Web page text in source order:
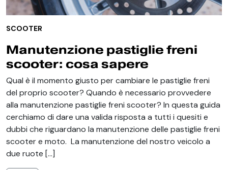
SCOOTER
Manutenzione pastiglie freni
scooter: cosa sapere
Qual è il momento giusto per cambiare le pastiglie freni
del proprio scooter? Quando è necessario provvedere
alla manutenzione pastiglie freni scooter? In questa guida
cerchiamo di dare una valida risposta a tutti i quesiti e
dubbi che riguardano la manutenzione delle pastiglie freni
scooter e moto. La manutenzione del nostro veicolo a
due ruote […]